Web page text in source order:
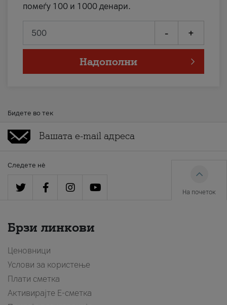
помеѓу 100 и 1000 денари.
- +
Надополни
Бидете во тек
Следете нè
На почеток
Брзи линкови
Ценовници
Услови за користење
Плати сметка
Активирајте Е-сметка